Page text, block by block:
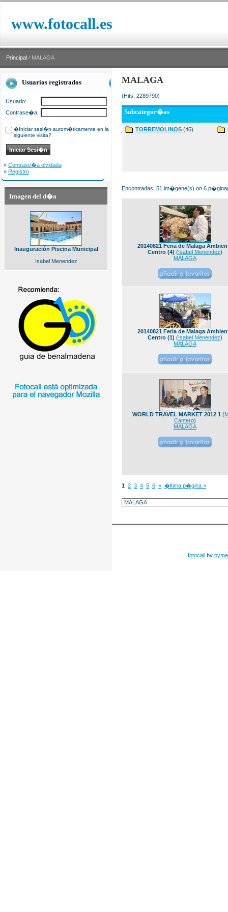
www.fotocall.es
Principal / MALAGA
Usuarios registrados
Usuario:
Contrase�a:
�Iniciar sesi�n autom�ticamente en la
siguiente visita?
» Contrase�a olvidada
» Registro
Imagen del d�a
Inauguración Piscina Municipal
Isabel Menendez
MALAGA
(Hits: 2289790)
Subcategor�as
TORREMOLINOS (46)
Encontradas: 51 im�gene(s) on 6
20140821 Feria de Malaga
Centro (4) (Isabel Menendez)
MALAGA
20140821 Feria de Malaga
Centro (1) (Isabel Menendez)
MALAGA
WORLD TRAVEL MARKET 2012 1(
Cantero)
MALAGA
1 2 3 4 5 6 » �ltima p�gina »
fotocall by